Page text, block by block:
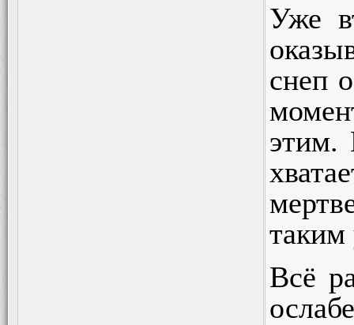
Уже
снеп
этим.
таким
Всё